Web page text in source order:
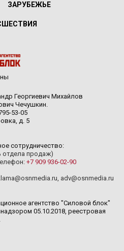
ЗАРУБЕЖЬЕ
Георгиевич Михайлов
Чечушкин.
53-05
д. 5
сотрудничество:
отдела продаж)
+7 909 936-02-90
, adv@osnmedia.ru
агентство "Силовой блок"
05.10.2018, реестровая